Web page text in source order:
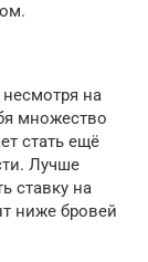
на
множество
стать ещё
Лучше
ставку на
ниже бровей